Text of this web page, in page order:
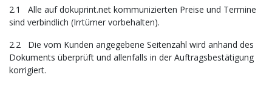
2.1 Alle auf dokuprint.net kommunizierten Preise und Termine
sind verbindlich (Irrtümer vorbehalten).
2.2 Die vom Kunden angegebene Seitenzahl wird anhand des
Dokuments überprüft und allenfalls in der Auftragsbestätigung
korrigiert.